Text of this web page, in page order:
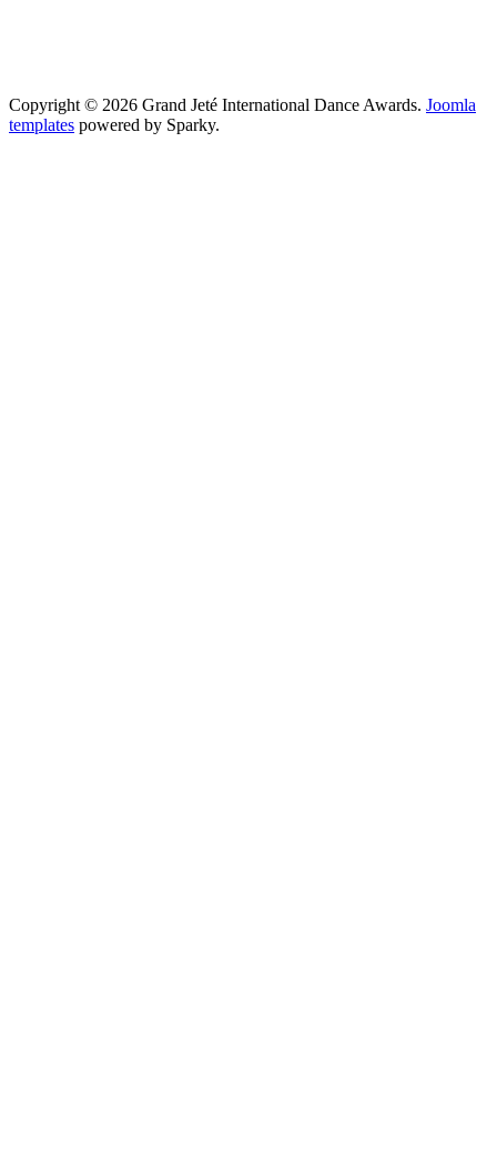
Copyright © 2026 Grand Jeté International Dance Awards. Joomla
templates powered by Sparky.